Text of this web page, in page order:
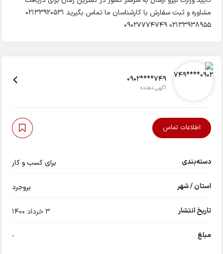
مشاوره و ثبت سفارش با کارشناسان ما تماس بگیرید ۰۲۱۳۳۹۲۰۵۳۱
۰۲۱۳۳۹۳۸۹۵۵ 09027774749
0902****749
آگهی دهنده
اطلاعات تماس
دسته‌بندی برای کسب و کار
استان / شهر بروجرد
تاریخ انتشار 3 خرداد 1400
مبلغ -